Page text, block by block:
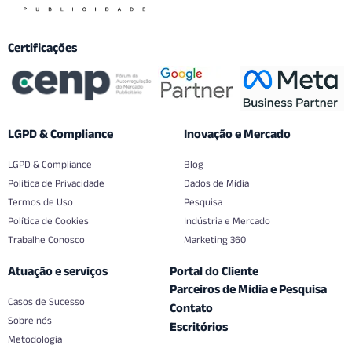
Certificações
LGPD & Compliance
LGPD & Compliance
Politica de Privacidade
Termos de Uso
Política de Cookies
Trabalhe Conosco
Inovação e Mercado
Blog
Dados de Mídia
Pesquisa
Indústria e Mercado
Marketing 360
Atuação e serviços
Casos de Sucesso
Sobre nós
Metodologia
Portal do Cliente
Parceiros de Mídia e Pesquisa
Contato
Escritórios